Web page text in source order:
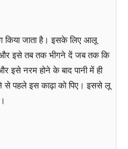
किया जाता है। इसके लिए आलू
और इसे तब तक भीगने दें जब तक कि
इसे नरम होने के बाद पानी में ही
पहले इस काढ़ा को पिए। इससे लू